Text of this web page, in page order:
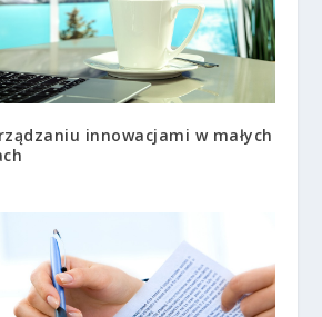
innowacjami w małych